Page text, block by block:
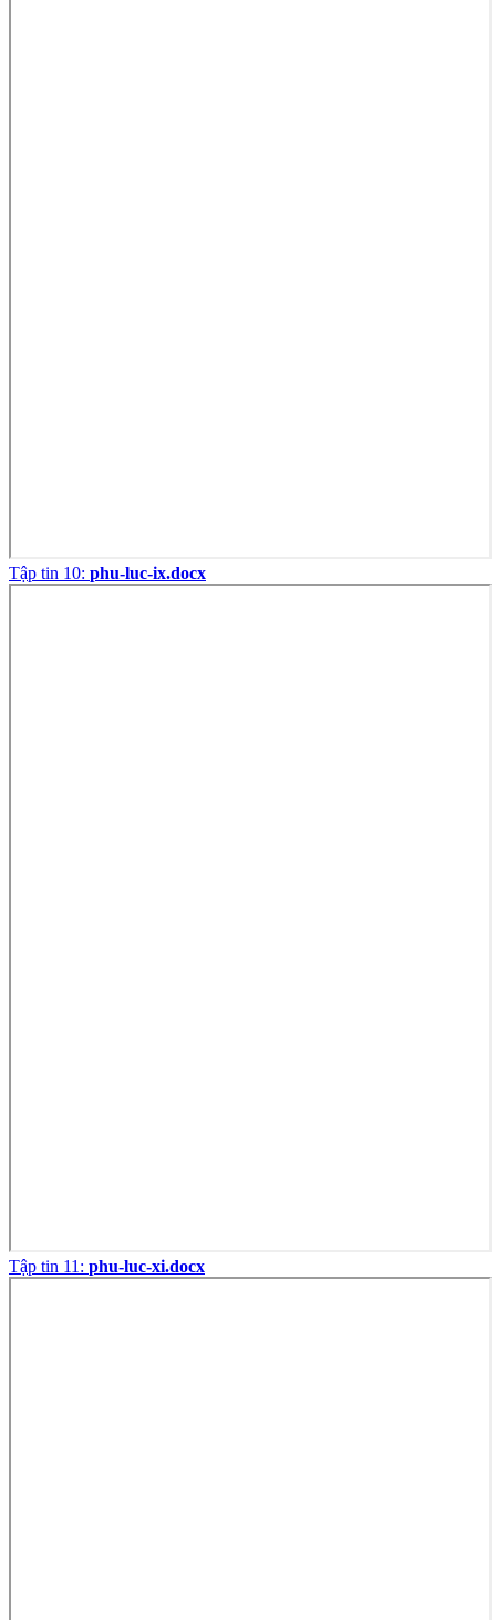
Tập tin 10: phu-luc-ix.docx
Tập tin 11: phu-luc-xi.docx